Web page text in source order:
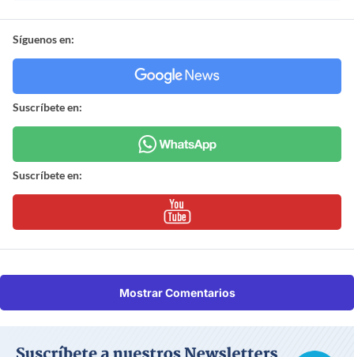
Síguenos en:
Suscríbete en:
Suscríbete en:
Mostrar Comentarios